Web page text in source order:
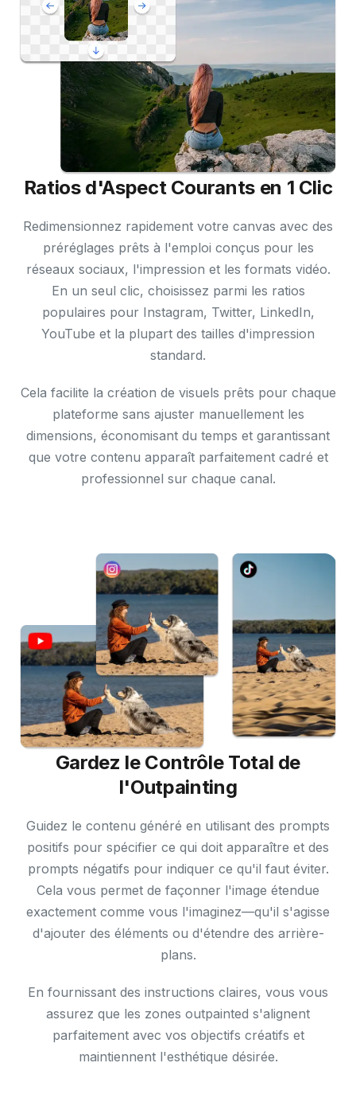
Ratios d'Aspect Courants en 1 Clic
Redimensionnez rapidement votre canvas avec des
préréglages prêts à l'emploi conçus pour les
réseaux sociaux, l'impression et les formats vidéo.
En un seul clic, choisissez parmi les ratios
populaires pour Instagram, Twitter, LinkedIn,
YouTube et la plupart des tailles d'impression
standard.
Cela facilite la création de visuels prêts pour chaque
plateforme sans ajuster manuellement les
dimensions, économisant du temps et garantissant
que votre contenu apparaît parfaitement cadré et
professionnel sur chaque canal.
Gardez le Contrôle Total de
l'Outpainting
Guidez le contenu généré en utilisant des prompts
positifs pour spécifier ce qui doit apparaître et des
prompts négatifs pour indiquer ce qu'il faut éviter.
Cela vous permet de façonner l'image étendue
exactement comme vous l'imaginez—qu'il s'agisse
d'ajouter des éléments ou d'étendre des arrière-
plans.
En fournissant des instructions claires, vous vous
assurez que les zones outpainted s'alignent
parfaitement avec vos objectifs créatifs et
maintiennent l'esthétique désirée.